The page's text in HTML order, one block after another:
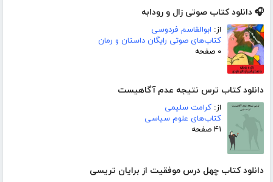
🎧 دانلود کتاب صوتی زال و رودابه
از: ابوالقاسم فردوسی
کتاب‌های صوتی رایگان داستان و رمان
۰ صفحه
دانلود کتاب ترس نتیجه عدم آگاهیست
از: کرامت سلیمی
کتاب‌های علوم سیاسی
۴۱ صفحه
دانلود کتاب چهل درس موفقیت از برایان تریسی